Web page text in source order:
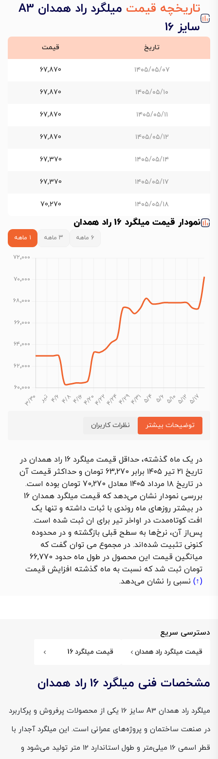
تاریخچه قیمت
میلگرد راد همدان A3
سایز 16
تاریخ قیمت
۱۴۰۵/۰۵/۰۷ 67,870
۱۴۰۵/۰۵/۱۰ 67,870
۱۴۰۵/۰۵/۱۱ 67,870
۱۴۰۵/۰۵/۱۲ 67,870
۱۴۰۵/۰۵/۱۴ 67,370
۱۴۰۵/۰۵/۱۷ 67,370
۱۴۰۵/۰۵/۱۸ 70,270
نمودار قیمت میلگرد 16 راد همدان
۶ ماهه ۳ ماهه ۱ ماهه
توضیحات بیشتر نظرات کاربران
در یک ماه گذشته، حداقل قیمت میلگرد 16 راد همدان در
تاریخ ۲۱ تیر ۱۴۰۵ برابر 63,270 تومان و حداکثر قیمت آن
در تاریخ ۱۸ مرداد ۱۴۰۵ معادل 70,270 تومان بوده است.
بررسی نمودار نشان می‌دهد که قیمت میلگرد همدان 16
در بیشتر روزهای ماه روندی با ثبات داشته و تنها یک
افت کوتاه‌مدت در اواخر تیر برای ان ثبت شده است.
پس‌از آن، نرخ‌ها به سطح قبلی بازگشته و در محدوده
کنونی تثبیت شده‌اند. در مجموع می توان گفت که
میانگین قیمت این محصول در طول ماه حدود 66,770
تومان ثبت شد که نسبت به ماه گذشته افزایش قیمت
(↑) نسبی را نشان می‌دهد.
دسترسی سریع
قیمت میلگرد راد همدان قیمت میلگرد 16
مشخصات فنی میلگرد 16 راد همدان
میلگرد راد همدان A3 سایز 16 یکی از محصولات پرفروش و پرکاربرد
در صنعت ساختمان و پروژه‌های عمرانی است. این میلگرد آجدار با
قطر اسمی 16 میلی‌متر و طول استاندارد 12 متر تولید می‌شود و